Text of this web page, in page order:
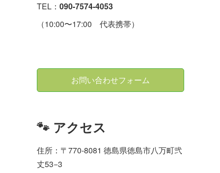
TEL： 090-7574-4053
（10:00〜17:00 代表携帯）
お問い合わせフォーム
🐾 アクセス
住所：〒770-8081 徳島県徳島市八万町弐
丈53−3